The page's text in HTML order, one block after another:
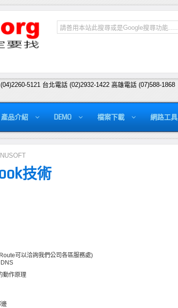
5121 台北電話 (02)2932-1422 高雄電話 (07)588-1868
產品介紹 DEMO 檔案下載 網路工具
NUSOFT
技術
可以洽詢我們公司各區服務處)
動作原理
邊